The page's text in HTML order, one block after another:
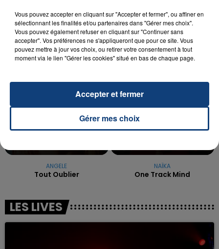
reconnu sa responsabilité et présenté ses
excuses.
TITRES DIFFUSÉS
ANGELE
Tout Oublier
NAÏKA
One Track Mind
LES LIVES
Vous pouvez accepter en cliquant sur "Accepter et fermer", ou affiner en
sélectionnant les finalités et/ou partenaires dans "Gérer mes choix".
Vous pouvez également refuser en cliquant sur "Continuer sans
accepter". Vos préférences ne s'appliqueront que pour ce site. Vous
pouvez mettre à jour vos choix, ou retirer votre consentement à tout
moment via le lien "Gérer les cookies" situé en bas de chaque page.
Gérer mes choix
Accepter et fermer